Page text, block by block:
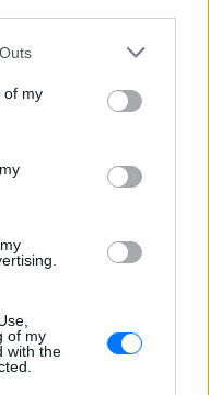
of my
of my
with the